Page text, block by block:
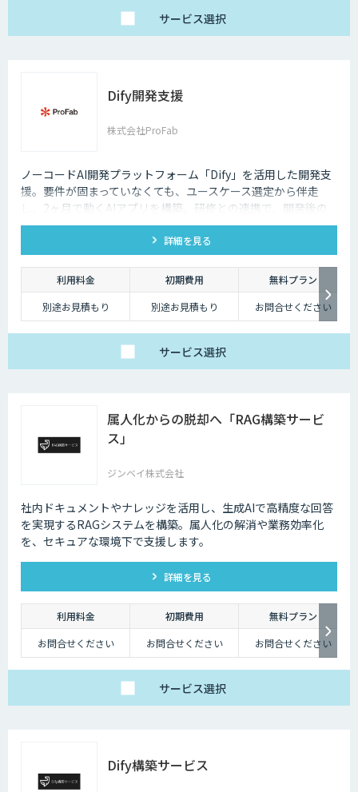
サービス選択
Dify開発支援
株式会社ProFab
ノーコードAI開発プラットフォーム「Dify」を活用した開発支
援。要件が固まっていなくても、ユースケース選定から伴走
し、2ヶ月で動くAIアプリを構築。研修との連携で、開発後の
内製化・自走までサポートします。
詳細を見る
利用料金 初期費用
無料プラン
別途お見積もり
別途お見積もり お問合せください
サービス選択
属人化からの脱却へ「RAG構築サービ
ス」
ジンベイ株式会社
社内ドキュメントやナレッジを活用し、生成AIで高精度な回答
を実現するRAGシステムを構築。属人化の解消や業務効率化
を、セキュアな環境下で支援します。
詳細を見る
利用料金 初期費用
無料プラン
お問合せください
お問合せください お問合せください
サービス選択
Dify構築サービス